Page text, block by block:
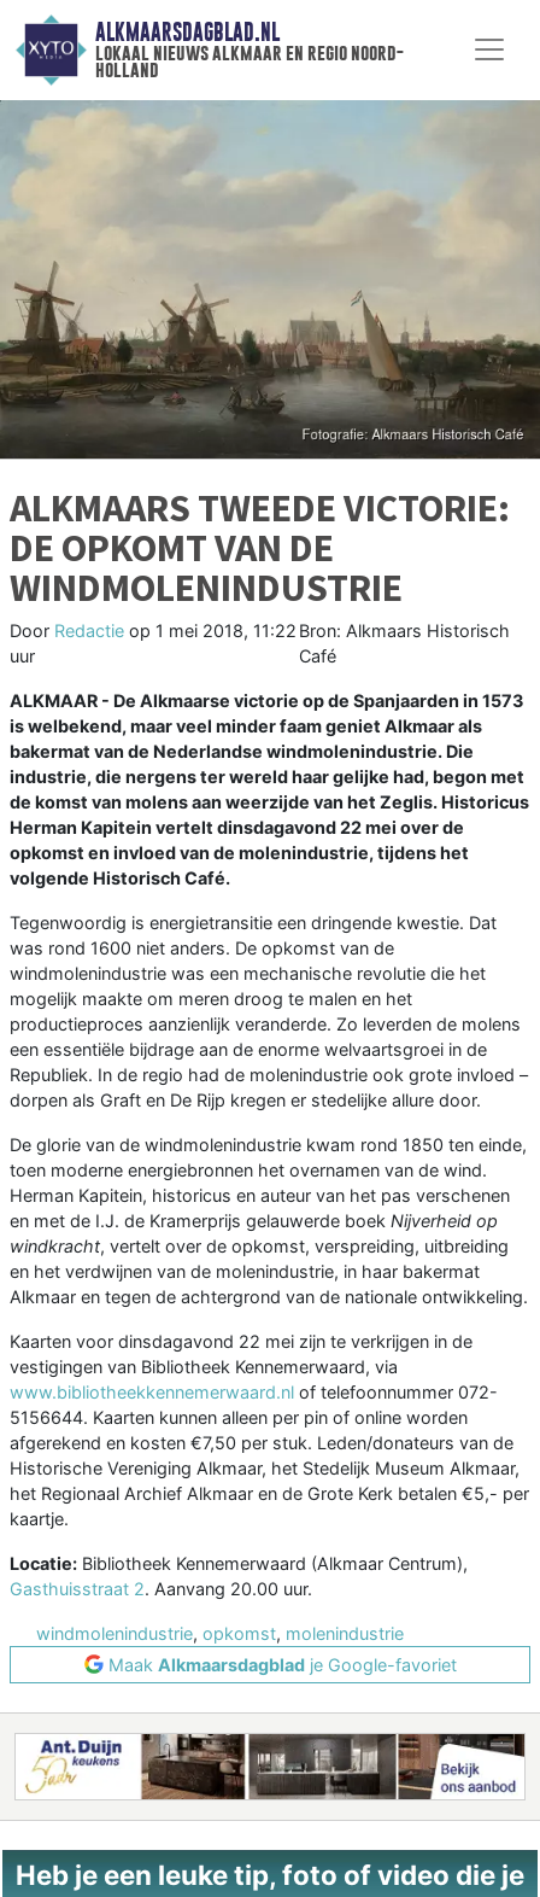
ALKMAARSDAGBLAD.NL
lokaal nieuws alkmaar en regio noord-
holland
ALKMAARS TWEEDE VICTORIE:
DE OPKOMT VAN DE
WINDMOLENINDUSTRIE
Door Redactie op 1 mei 2018, 11:22
uur
Bron: Alkmaars Historisch
Café
ALKMAAR - De Alkmaarse victorie op de Spanjaarden in 1573
is welbekend, maar veel minder faam geniet Alkmaar als
bakermat van de Nederlandse windmolenindustrie. Die
industrie, die nergens ter wereld haar gelijke had, begon met
de komst van molens aan weerzijde van het Zeglis. Historicus
Herman Kapitein vertelt dinsdagavond 22 mei over de
opkomst en invloed van de molenindustrie, tijdens het
volgende Historisch Café.
Tegenwoordig is energietransitie een dringende kwestie. Dat
was rond 1600 niet anders. De opkomst van de
windmolenindustrie was een mechanische revolutie die het
mogelijk maakte om meren droog te malen en het
productieproces aanzienlijk veranderde. Zo leverden de molens
een essentiële bijdrage aan de enorme welvaartsgroei in de
Republiek. In de regio had de molenindustrie ook grote invloed –
dorpen als Graft en De Rijp kregen er stedelijke allure door.
De glorie van de windmolenindustrie kwam rond 1850 ten einde,
toen moderne energiebronnen het overnamen van de wind.
Herman Kapitein, historicus en auteur van het pas verschenen
en met de I.J. de Kramerprijs gelauwerde boek Nijverheid op
windkracht, vertelt over de opkomst, verspreiding, uitbreiding
en het verdwijnen van de molenindustrie, in haar bakermat
Alkmaar en tegen de achtergrond van de nationale ontwikkeling.
Kaarten voor dinsdagavond 22 mei zijn te verkrijgen in de
vestigingen van Bibliotheek Kennemerwaard, via
www.bibliotheekkennemerwaard.nl of telefoonnummer 072-
5156644. Kaarten kunnen alleen per pin of online worden
afgerekend en kosten €7,50 per stuk. Leden/donateurs van de
Historische Vereniging Alkmaar, het Stedelijk Museum Alkmaar,
het Regionaal Archief Alkmaar en de Grote Kerk betalen €5,- per
kaartje.
Locatie: Bibliotheek Kennemerwaard (Alkmaar Centrum),
Gasthuisstraat 2. Aanvang 20.00 uur.
windmolenindustrie, opkomst, molenindustrie
Maak Alkmaarsdagbladje Google-favoriet
Heb je een leuke tip, foto of video die je